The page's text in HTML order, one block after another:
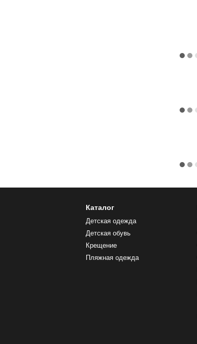
Каталог
Детская одежда
Детская обувь
Крещение
Пляжная одежда